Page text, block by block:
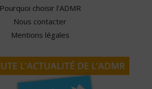
Pourquoi choisir l'ADMR
Nous contacter
Mentions légales